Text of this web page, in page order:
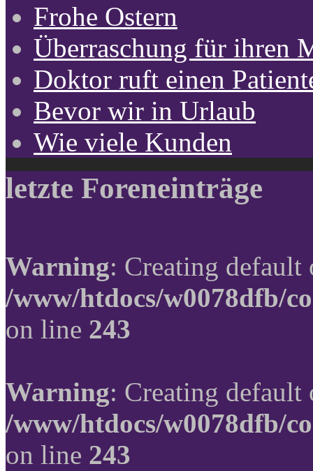
Frohe Ostern
Überraschung für ihren
Doktor ruft einen
Bevor wir in Urlaub
Wie viele Kunden
letzte Foreneinträge
Warning: Creating
/www/htdocs/w0078dfb/
on line 243
Warning: Creating
/www/htdocs/w0078dfb/
on line 243